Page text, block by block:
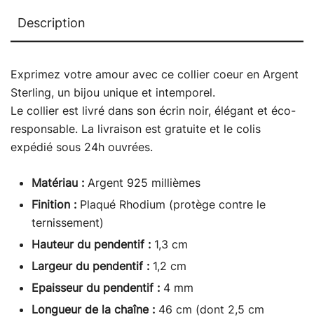
Description
Exprimez votre amour avec ce collier coeur en Argent
Sterling, un bijou unique et intemporel.
Le collier est livré dans son écrin noir, élégant et éco-
responsable. La livraison est gratuite et le colis
expédié sous 24h ouvrées.
Matériau : Argent 925 millièmes
Finition : Plaqué Rhodium (protège contre le
ternissement)
Hauteur du pendentif : 1,3 cm
Largeur du pendentif : 1,2 cm
Epaisseur du pendentif : 4 mm
Longueur de la chaîne : 46 cm (dont 2,5 cm